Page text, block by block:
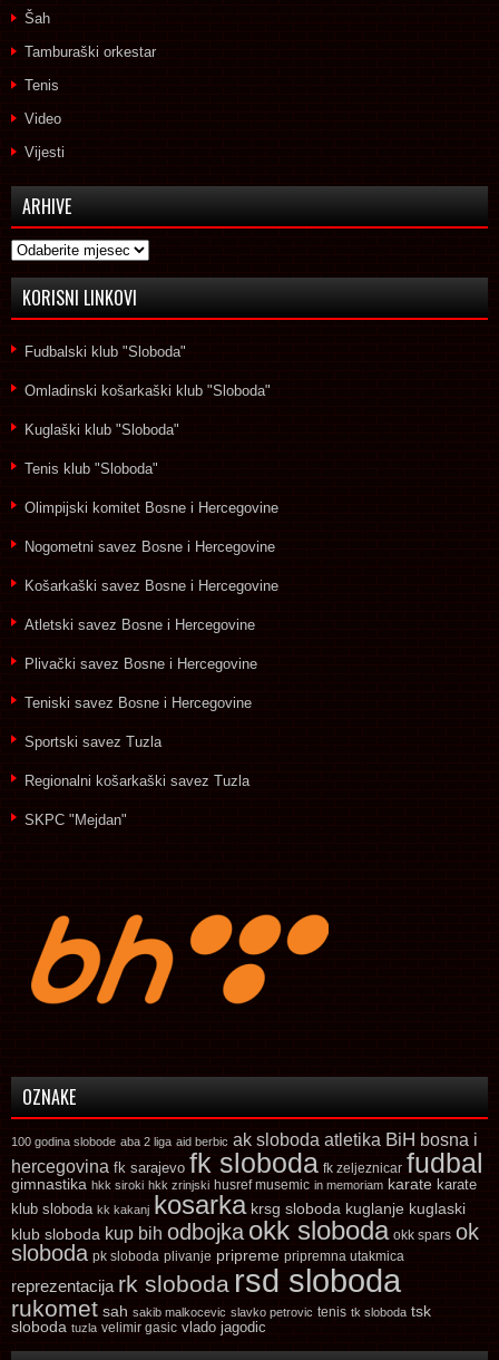
Šah
Tamburaški orkestar
Tenis
Video
Vijesti
ARHIVE
Arhive
KORISNI LINKOVI
Fudbalski klub "Sloboda"
Omladinski košarkaški klub "Sloboda"
Kuglaški klub "Sloboda"
Tenis klub "Sloboda"
Olimpijski komitet Bosne i Hercegovine
Nogometni savez Bosne i Hercegovine
Košarkaški savez Bosne i Hercegovine
Atletski savez Bosne i Hercegovine
Plivački savez Bosne i Hercegovine
Teniski savez Bosne i Hercegovine
Sportski savez Tuzla
Regionalni košarkaški savez Tuzla
SKPC "Mejdan"
OZNAKE
100 godina slobode aba 2 liga aid berbic ak sloboda atletika BiH bosna i
hercegovina fk sarajevo fk sloboda fk zeljeznicar fudbal
gimnastika hkk siroki hkk zrinjski husref musemic in memoriam karate karate
klub sloboda kk kakanj kosarka krsg sloboda kuglanje kuglaski
klub sloboda kup bih odbojka okk sloboda okk spars ok
sloboda pk sloboda plivanje pripreme pripremna utakmica
reprezentacija rk sloboda rsd sloboda
rukomet sah sakib malkocevic slavko petrovic tenis tk sloboda tsk
sloboda tuzla velimir gasic vlado jagodic